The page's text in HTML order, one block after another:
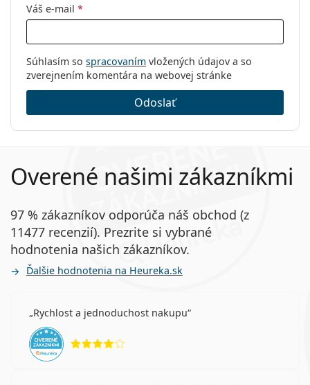
Váš e-mail *
Súhlasím so spracovaním vložených údajov a so
zverejnením komentára na webovej stránke
Odoslať
Overené našimi zákazníkmi
97 % zákazníkov odporúča náš obchod (z
11477 recenzií). Prezrite si vybrané
hodnotenia našich zákazníkov.
Ďalšie hodnotenia na Heureka.sk
Rychlost a jednoduchost nakupu